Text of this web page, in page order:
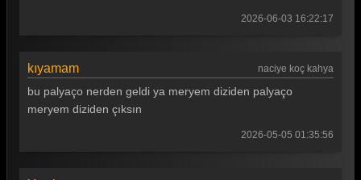
Uzak Şehir 15. Bölüm
Uzak Şehir 14. Bölüm
2026-06-03 16:22:17
kıyamam naciye koç kahya
bu palyaço nerden geldi ya meryem diziden palyaço
meryem diziden çıksın
2026-05-05 01:35:56